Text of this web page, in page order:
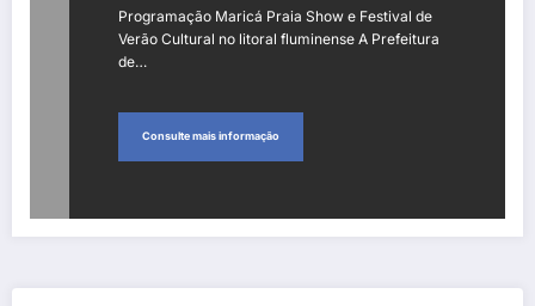
Programação Maricá Praia Show e Festival de
Verão Cultural no litoral fluminense A Prefeitura
de…
Consulte mais informação